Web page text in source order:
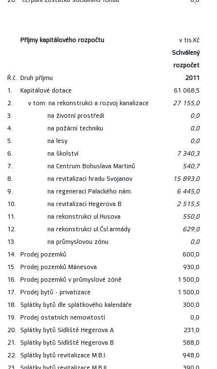
Příjmy kapitálového rozpočtu
v tis.Kč
Schválený
rozpočet
Ř.č. Druh příjmu
2011
1.
Kapitálové dotace
61 068,5
2.
v tom: na rekonstrukci a rozvoj kanalizace
27 155,0
3.
na životní prostředí
0,0
4.
na požární techniku
0,0
5.
na lesy
0,0
6.
na školství
7 340,3
7.
na Centrum Bohuslava Martinů
540,7
8.
na revitalizaci hradu Svojanov
15 893,0
9.
na regeneraci Palackého nám.
6 445,0
10.
na revitalizaci Hegerova B
2 515,5
11.
na rekonstrukci ul.Husova
550,0
12.
na rekonstrukci ul.Čsl.armády
629,0
13.
na průmyslovou zónu
0,0
14.
Prodej pozemků
600,0
15.
Prodej pozemků Mánesova
930,0
16.
Prodej pozemků v průmyslové zóně
1 500,0
17.
Prodej bytů - privatizace
1 500,0
18.
Splátky bytů dle splátkového kalendáře
300,0
19.
Prodej ostatních nemovitostí
0,0
20. Splátky bytů Sídliště Hegerova A
231,0
21.
Splátky bytů Sídliště Hegerova B
588,0
22. Splátky bytů revitalizace M.B.I.
948,0